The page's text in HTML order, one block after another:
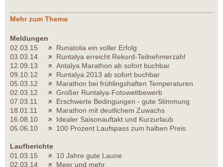
Mehr zum Thema
Meldungen
02.03.15
Runatolia ein voller Erfolg
03.03.14
Runtalya erreicht Rekord-Teilnehmerzahl
12.09.13
Antalya Marathon ab sofort buchbar
09.10.12
Runtalya 2013 ab sofort buchbar
05.03.12
Marathon bei frühlingshaften Temperaturen
02.03.12
Großer Runtalya-Fotowettbewerb
07.03.11
Erschwerte Bedingungen - gute Stimmung
18.01.11
Marathon mit deutlichem Zuwachs
16.08.10
Idealer Saisonauftakt und Kurzurlaub
05.06.10
100 Prozent Laufspass zum halben Preis
Laufberichte
01.03.15
10 Jahre gute Laune
02.03.14
Meer und mehr